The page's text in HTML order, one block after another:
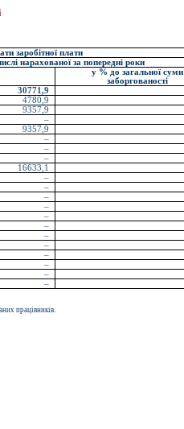
заробітної плати
нарахованої за попередні роки
у % до загальної суми
заборгованості
30771,9
4780,9
9357,9
–
9357,9
–
–
–
16633,1
–
–
–
–
–
–
–
–
–
–
–
–
працівників.